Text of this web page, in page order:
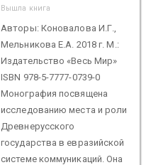
Вышла книга
Авторы: Коновалова И.Г.,
Мельникова Е.А. 2018 г. М.:
Издательство «Весь Мир»
ISBN 978-5-7777-0739-0
Монография посвящена
исследованию места и роли
Древнерусского
государства в евразийской
системе коммуникаций. Она